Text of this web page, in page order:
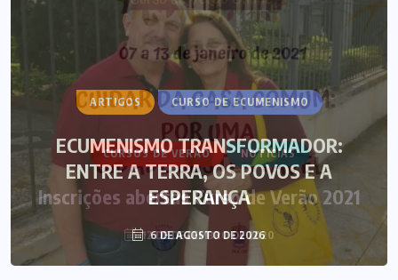
ARTIGOS CURSO DE ECUMENISMO
ECUMENISMO TRANSFORMADOR:
ENTRE A TERRA, OS POVOS E A
ESPERANÇA
6 DE AGOSTO DE 2026